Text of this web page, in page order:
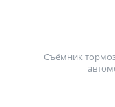
Съёмник